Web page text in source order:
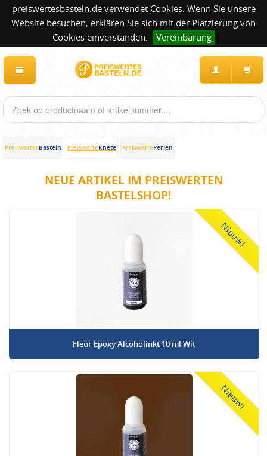
preiswertesbasteln.de verwendet Cookies. Wenn Sie unsere
Website besuchen, erklären Sie sich mit der Platzierung von
Cookies einverstanden.
Vereinbarung
PreiswertesBasteln PreiswerteKnete PreiswertePerlen
NEUE ARTIKEL IM PREISWERTEN
BASTELSHOP!
Nieuw!
Fleur Epoxy Alcoholinkt 10 ml Wit
Nieuw!